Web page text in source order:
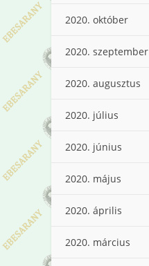
2020. október
2020. szeptember
2020. augusztus
2020. július
2020. június
2020. május
2020. április
2020. március